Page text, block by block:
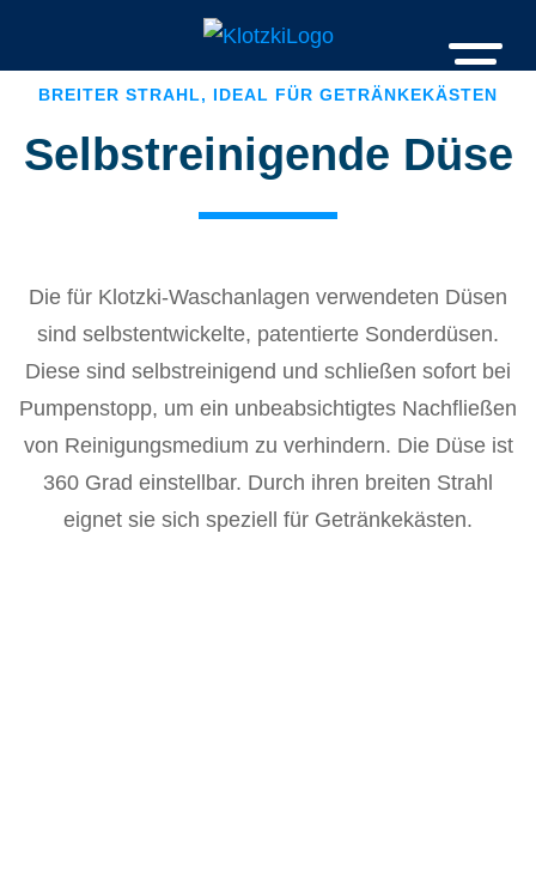
BREITER STRAHL, IDEAL FÜR GETRÄNKEKÄSTEN
Selbstreinigende Düse
Die für Klotzki-Waschanlagen verwendeten Düsen
sind selbstentwickelte, patentierte Sonderdüsen.
Diese sind selbstreinigend und schließen sofort bei
Pumpenstopp, um ein unbeabsichtigtes Nachfließen
von Reinigungsmedium zu verhindern. Die Düse ist
360 Grad einstellbar. Durch ihren breiten Strahl
eignet sie sich speziell für Getränkekästen.